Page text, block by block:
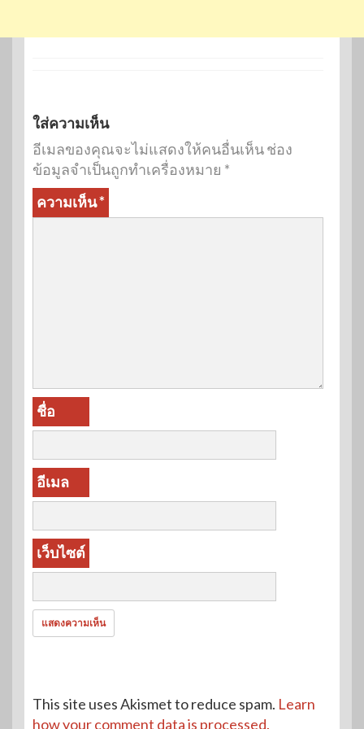
ใส่ความเห็น
อีเมลของคุณจะไม่แสดงให้คนอื่นเห็นช่อง
ข้อมูลจำเป็นถูกทำเครื่องหมาย *
ความเห็น*
ชื่อ
อีเมล
เว็บไซต์
This site uses Akismet to reduce spam. Learn
how your comment data is processed.